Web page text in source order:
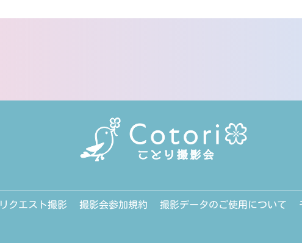
リクエスト撮影 撮影会参加規約 撮影データのご使用について